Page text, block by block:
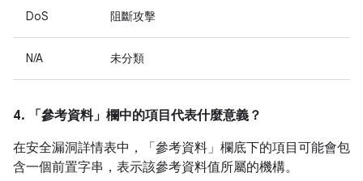
DoS 阻斷攻擊
N/A 未分類
4. 「參考資料」 欄中的項目代表什麼意義？
在安全漏洞詳情表中，「參考資料」 欄底下的項目可能會包
含一個前置字串，表示該參考資料值所屬的機構。